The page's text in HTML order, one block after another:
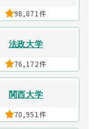
98,871件
法政大学
76,172件
関西大学
70,951件